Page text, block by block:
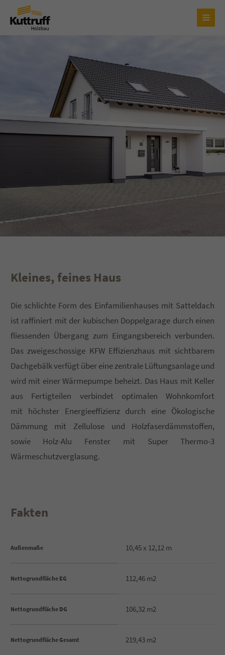
Login
Register Lost your password?
Support
Lorem ipsum dolor sit amet:
24h/ 365days
We offer support for our customers
Mon - Fri 8:00am - 5:00pm(GMT +1)
Get in touch
Cybersteel Inc.
376-293 City Road, Suite 600
San Francisco, CA 94102
Have any questions?
About us
elit.
Cum sociis natoque penatibus et magnis dis parturient
ultricies nec.
Kleines, feines Haus
Die schlichte Form des Einfamilienhauses mit Satteldach
ist raffiniert mit der kubischen Doppelgarage durch einen
fliessenden Übergang zum Eingangsbereich verbunden.
Das zweigeschossige KFW Effizienzhaus mit sichtbarem
Dachgebälk verfügt über eine zentrale Lüftungsanlage und
wird mit einer Wärmepumpe beheizt. Das Haus mit Keller
aus Fertigteilen verbindet optimalen Wohnkomfort
mit höchster Energieeffizienz durch eine Ökologische
Dämmung mit Zellulose und Holzfaserdämmstoffen,
sowie Holz-Alu Fenster mit Super Thermo-3
Wärmeschutzverglasung.
Fakten
Außenmaße 10,45 x 12,12 m
Nettogrundfläche EG 112,46 m2
Nettogrundfläche DG 106,32 m2
Nettogrundfläche Gesamt 219,43 m2